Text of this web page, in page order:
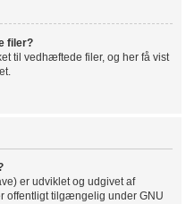
filer?
til vedhæftede filer, og her få vist
er udviklet og udgivet af
offentligt tilgængelig under GNU